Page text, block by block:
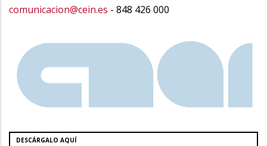
comunicacion@cein.es - 848 426 000
DESCÁRGALO AQUÍ